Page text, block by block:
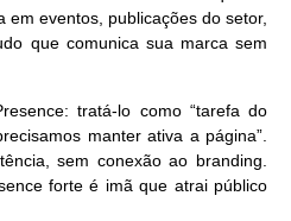
eventos, publicações do setor,
que comunica sua marca sem
tratá-lo como “tarefa do
manter ativa a página”.
sem conexão ao branding.
forte é imã que atrai público